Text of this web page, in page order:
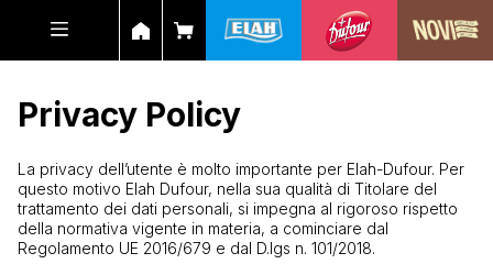
Privacy Policy
La privacy dell’utente è molto importante per Elah-Dufour. Per
questo motivo Elah Dufour, nella sua qualità di Titolare del
trattamento dei dati personali, si impegna al rigoroso rispetto
della normativa vigente in materia, a cominciare dal
Regolamento UE 2016/679 e dal D.lgs n. 101/2018.